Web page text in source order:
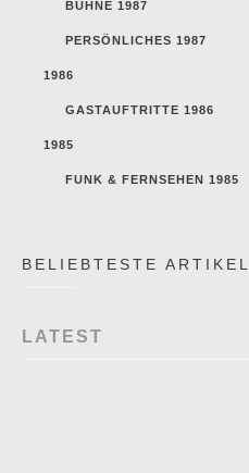
BÜHNE 1987
PERSÖNLICHES 1987
1986
GASTAUFTRITTE 1986
1985
FUNK & FERNSEHEN 1985
BELIEBTESTE ARTIKEL
LATEST